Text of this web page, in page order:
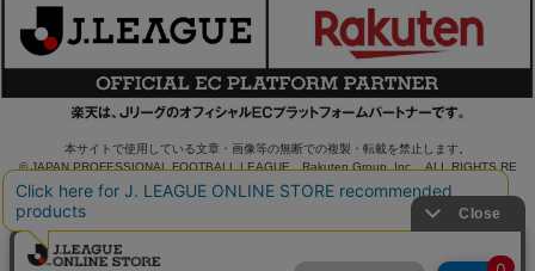
本サイトで使用している文章・画像等の無断での複製・転載を禁止します。
© JAPAN PROFESSIONAL FOOTBALL LEAGUE Rakuten Group, Inc. ALL RIGHTS RE
SERVED.